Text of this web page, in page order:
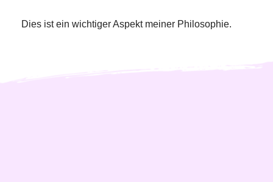
Dies ist ein wichtiger Aspekt meiner Philosophie.